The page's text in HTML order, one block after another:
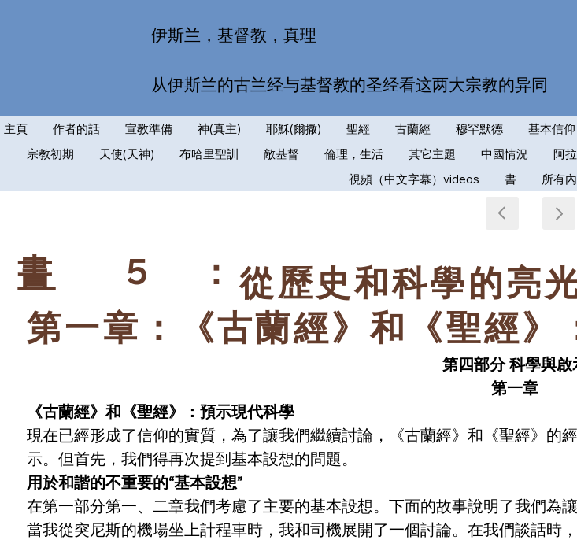
伊斯兰，基督教，真理
从伊斯兰的古兰经与基督教的圣经看这两大宗教的异同
主頁 作者的話 宣教準備 神(真主) 耶穌(爾撒) 聖經 古蘭經 穆罕默德 基本信仰
宗教初期
天使(天神) 布哈里聖訓 敵基督 倫理，生活 其它主題 中國情況 阿
視頻（中文字幕）videos
書 所有
第一章：《古蘭經》和《聖經》
從歷史和科學的亮
書
第四部分 科學與啟
第一章
《古蘭經》和《聖經》：預示現代科學
現在已經形成了信仰的實質，為了讓我們繼續討論，《古蘭經》和《聖經》的
示。但首先，我們得再次提到基本設想的問題。
用於和諧的不重要的“基本設想”
在第一部分第一、二章我們考慮了主要的基本設想。下面的故事說明了我們為
當我從突尼斯的機場坐上計程車時，我和司機展開了一個討論。在我們談話時
5 ：